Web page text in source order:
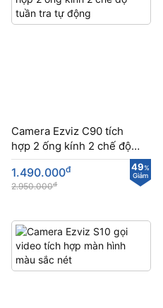
Camera Ezviz C90 tích
hợp 2 ống kính 2 chế độ
tuần tra tự động
49%
Giảm
1.490.000đ
2.950.000đ